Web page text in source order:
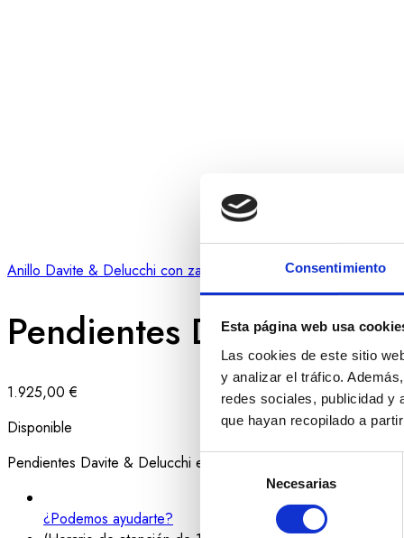
Consentimiento
Esta página web usa
Las cookies de este sitio
y analizar el tráfico.
redes sociales, publicidad y
que hayan recopilado a
Selección
consentimiento
Necesarias
Anillo Davite & Delucchi con zafiros y brillantes 2.445,00€
Pendientes Davite &
1.925,00€
Disponible
Pendientes Davite & Delucchi en oro blanco con zafiros rosas
¿Podemos ayudarte?